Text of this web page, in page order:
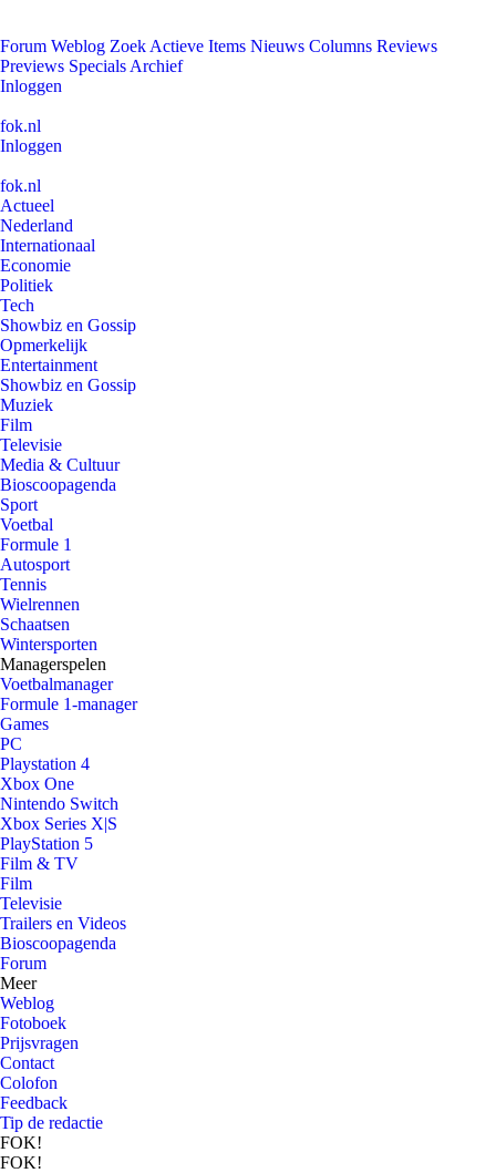
Forum Weblog Zoek Actieve Items Nieuws Columns Reviews
Previews Specials Archief
Inloggen
fok.nl
Inloggen
fok.nl
Actueel
Nederland
Internationaal
Economie
Politiek
Tech
Showbiz en Gossip
Opmerkelijk
Entertainment
Showbiz en Gossip
Muziek
Film
Televisie
Media & Cultuur
Bioscoopagenda
Sport
Voetbal
Formule 1
Autosport
Tennis
Wielrennen
Schaatsen
Wintersporten
Managerspelen
Voetbalmanager
Formule 1-manager
Games
PC
Playstation 4
Xbox One
Nintendo Switch
Xbox Series X|S
PlayStation 5
Film & TV
Film
Televisie
Trailers en Videos
Bioscoopagenda
Forum
Meer
Weblog
Fotoboek
Prijsvragen
Contact
Colofon
Feedback
Tip de redactie
FOK!
FOK!